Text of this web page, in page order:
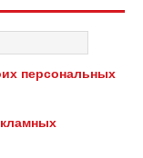
персональных